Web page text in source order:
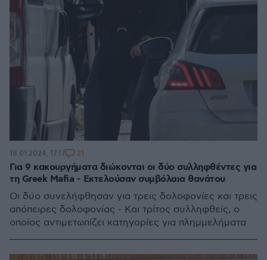
Για 9 κακουργήματα διώκονται οι δύο συλληφθέντες για
τη Greek Mafia - Εκτελούσαν συμβόλαια θανάτου
Οι δύο συνελήφθησαν για τρεις δολοφονίες και τρεις
απόπειρες δολοφονίας - Και τρίτος συλληφθείς, ο
οποίος αντιμετωπίζει κατηγορίες για πλημμελήματα
18.01.2024, 17:17 21